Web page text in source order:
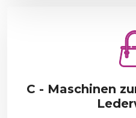
C - Maschinen